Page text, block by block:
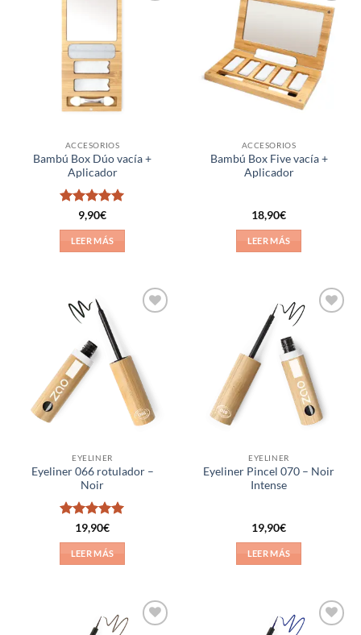
ACCESORIOS
Bambú Box Dúo vacía +
Aplicador
Valorado
con5de 5
9,90€
LEER MÁS
Añadir
a la
lista de
deseos
ACCESORIOS
Bambú Box Five vacía +
Aplicador
18,90€
LEER MÁS
EYELINER
Eyeliner 066 rotulador –
Noir
Valorado
con5de 5
19,90€
LEER MÁS
EYELINER
Eyeliner Pincel 070 – Noir
Intense
19,90€
LEER MÁS